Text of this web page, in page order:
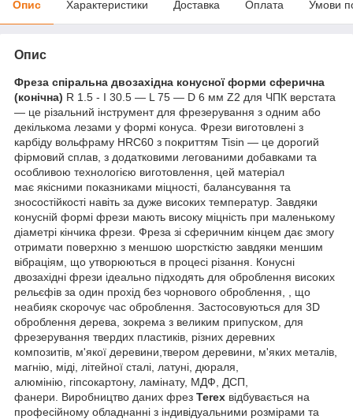
Опис Характеристики Доставка Оплата Умови
Опис
Фреза спіральна двозахідна конусної форми сферична
(конічна) R 1.5 - I 30.5 — L 75 — D 6 мм Z2 для ЧПК верстата
— це різальний інструмент для фрезерування з одним або
декількома лезами у формі конуса. Фрези виготовлені з
карбіду вольфраму HRC60 з покриттям Tisin — це дорогий
фірмовий сплав, з додатковими легованими добавками та
особливою технологією виготовлення, цей матеріал
має якісними показниками міцності, балансування та
зносостійкості навіть за дуже високих температур. Завдяки
конусній формі фрези мають високу міцність при маленькому
діаметрі кінчика фрези. Фреза зі сферичним кінцем дає змогу
отримати поверхню з меншою шорсткістю завдяки меншим
вібраціям, що утворюються в процесі різання. Конусні
двозахідні фрези ідеально підходять для оброблення високих
рельєфів за один прохід без чорнового оброблення, , що
неабияк скорочує час оброблення. Застосовуються для 3D
оброблення дерева, зокрема з великим припуском, для
фрезерування твердих пластиків, різних деревних
композитів, м'якої деревини,твером деревини, м'яких металів,
магнію, міді, літейної сталі, латуні, дюраля,
алюмінію, гіпсокартону, ламінату, МДФ, ДСП,
фанери. Виробництво даних фрез Terex відбувається на
професійному обладнанні з індивідуальними розмірами та